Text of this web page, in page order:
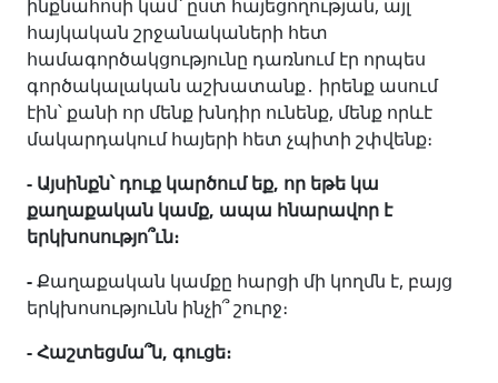
ինքնահոսի կամ՝ ըստ հայեցողության, այլ
հայկական շրջանակաների հետ
համագործակցությունը դառնում էր որպես
գործակալական աշխատանք․ իրենք ասում
էին՝ քանի որ մենք խնդիր ունենք, մենք որևէ
մակարդակում հայերի հետ չպիտի շփվենք։
- Այսինքն՝ դուք կարծում եք, որ եթե կա
քաղաքական կամք, ապա հնարավոր է
երկխոսությո՞ւն։
-Քաղաքական կամքը հարցի մի կողմն է, բայց
երկխոսությունն ինչի՞ շուրջ։
- Հաշտեցմա՞ն, գուցե։